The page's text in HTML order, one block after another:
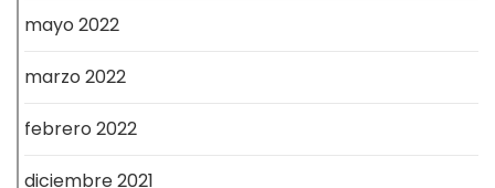
mayo 2022
marzo 2022
febrero 2022
diciembre 2021